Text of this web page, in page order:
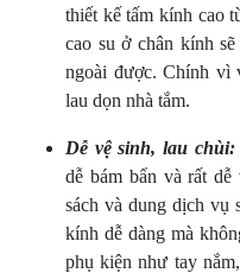
thiết kế tấm kính cao
cao su ở chân kính
ngoài được. Chính vì
lau dọn nhà tắm.
Dễ vệ sinh, lau
dễ bám bẩn và rất
sách và dung dịch vụ
kính dễ dàng mà
phụ kiện như tay